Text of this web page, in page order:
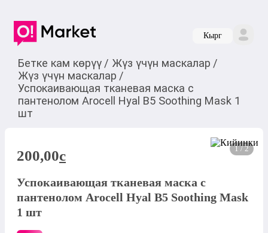
Кырг
Бетке кам көрүү / Жүз үчүн маскалар /
Жүз үчүн маскалар /
Успокаивающая тканевая маска с
пантенолом Arocell Hyal B5 Soothing Mask 1
шт
1 / 2
200,00c
Успокаивающая тканевая маска с
пантенолом Arocell Hyal B5 Soothing Mask
1 шт